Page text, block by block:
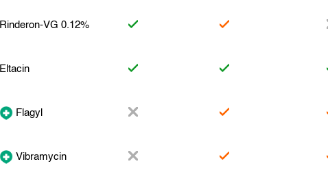
Rinderon-VG 0.12%
Eltacin
Flagyl
Vibramycin